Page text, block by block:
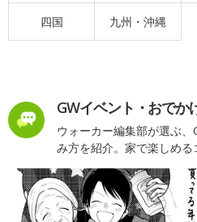
四国 九州・沖縄
GWイベント・おでか
ウォーカー編集部が選ぶ
み方を紹介。家で楽しめる